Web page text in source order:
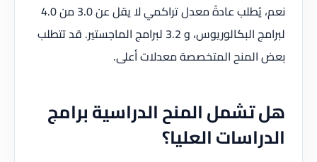
نعم، يُطلب عادةً معدل تراكمي لا يقل عن 3.0 من 4.0
لبرامج البكالوريوس، و 3.2 لبرامج الماجستير. قد تتطلب
بعض المنح المتخصصة معدلات أعلى.
هل تشمل المنح الدراسية برامج
الدراسات العليا؟